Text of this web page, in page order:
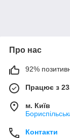
Про нас
92%
Працює з
м. Київ
Контакти